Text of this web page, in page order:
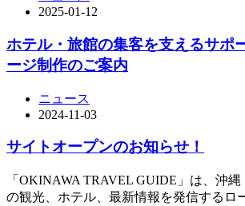
2025-01-12
ホテル・旅館の集客を支えるサポ
ージ制作のご案内
ニュース
2024-11-03
サイトオープンのお知らせ！
「OKINAWA TRAVEL GUIDE」は、沖
の観光、ホテル、最新情報を発信するロ